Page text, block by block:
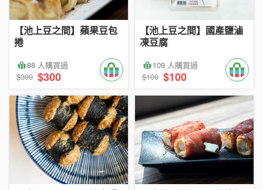
【池上豆之間】蘋果豆包
捲
88 人購買過
$300 $300
【池上豆之間】國產鹽滷
凍豆腐
109 人購買過
$100 $100